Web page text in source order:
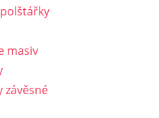
masiv
závěsné